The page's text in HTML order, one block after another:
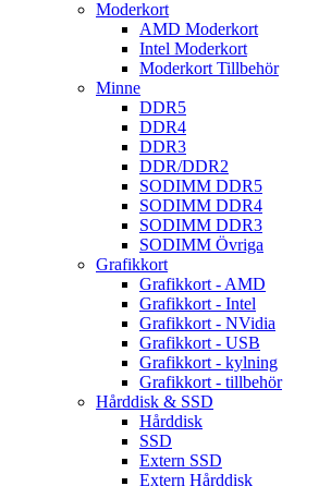
Moderkort
AMD Moderkort
Intel Moderkort
Moderkort Tillbehör
Minne
DDR5
DDR4
DDR3
DDR/DDR2
SODIMM DDR5
SODIMM DDR4
SODIMM DDR3
SODIMM Övriga
Grafikkort
Grafikkort - AMD
Grafikkort - Intel
Grafikkort - NVidia
Grafikkort - USB
Grafikkort - kylning
Grafikkort - tillbehör
Hårddisk & SSD
Hårddisk
SSD
Extern SSD
Extern Hårddisk